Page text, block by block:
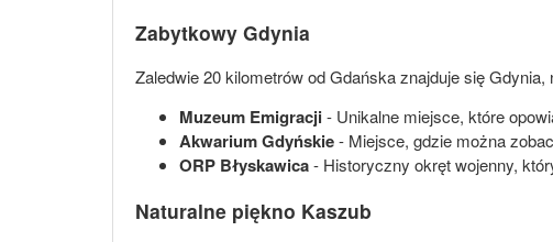
Zabytkowy Gdynia
Zaledwie 20 kilometrów od Gdańska znajduje się
Muzeum Emigracji- Unikalne miejsce, które
Akwarium Gdyńskie- Miejsce, gdzie można
ORP Błyskawica- Historyczny okręt wojenny,
Naturalne piękno Kaszub